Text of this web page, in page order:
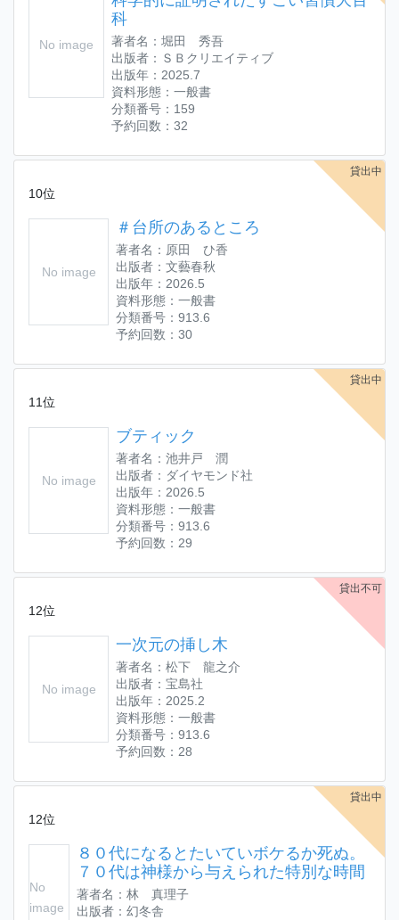
No image
科
著者名：堀田 秀吾
出版者：ＳＢクリエイティブ
出版年：2025.7
資料形態：一般書
分類番号：159
予約回数：32
貸出中
10位
No image
＃台所のあるところ
著者名：原田 ひ香
出版者：文藝春秋
出版年：2026.5
資料形態：一般書
分類番号：913.6
予約回数：30
貸出中
11位
No image
ブティック
著者名：池井戸 潤
出版者：ダイヤモンド社
出版年：2026.5
資料形態：一般書
分類番号：913.6
予約回数：29
貸出不可
12位
No image
一次元の挿し木
著者名：松下 龍之介
出版者：宝島社
出版年：2025.2
資料形態：一般書
分類番号：913.6
予約回数：28
貸出中
12位
No
image
８０代になるとたいていボケるか死ぬ。
７０代は神様から与えられた特別な時間
著者名：林 真理子
出版者：幻冬舎